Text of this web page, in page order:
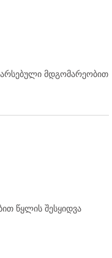
არსებული მდგომარეობით
წყლის შესყიდვა